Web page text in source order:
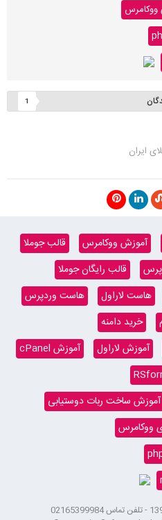
1
ایران
آموزش ووکامرس
قالب جوملا
قالب رایگان جوملا
هاست لاراول
هاست وردپرس
خرید دامنه
آموزش لاراول
آموزش cPanel
آموزش ساخت ربات دوستیابی
ووکامرس